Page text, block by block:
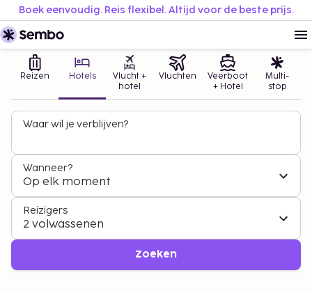
Boek eenvoudig. Reis flexibel. Altijd voor de beste prijs.
Reizen Hotels
Vlucht +
hotel
Vluchten
Veerboot
+ Hotel
Multi-
stop
Waar wil je verblijven?
Wanneer?
Op elk moment
Reizigers
2 volwassenen
Zoeken